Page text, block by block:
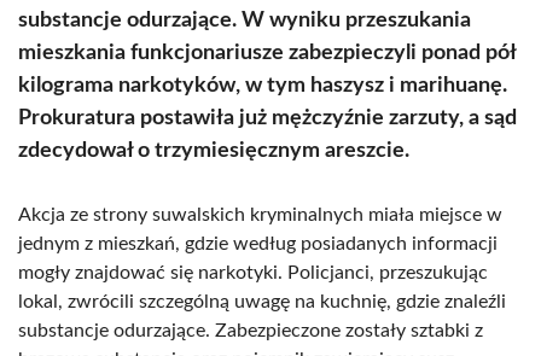
substancje odurzające. W wyniku przeszukania
mieszkania funkcjonariusze zabezpieczyli ponad pół
kilograma narkotyków, w tym haszysz i marihuanę.
Prokuratura postawiła już mężczyźnie zarzuty, a sąd
zdecydował o trzymiesięcznym areszcie.
Akcja ze strony suwalskich kryminalnych miała miejsce w
jednym z mieszkań, gdzie według posiadanych informacji
mogły znajdować się narkotyki. Policjanci, przeszukując
lokal, zwrócili szczególną uwagę na kuchnię, gdzie znaleźli
substancje odurzające. Zabezpieczone zostały sztabki z